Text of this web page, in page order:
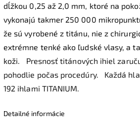
dĺžkou 0,25 až 2,0 mm, ktoré na
vykonajú takmer 250 000
že sú vyrobené z titánu, nie z
extrémne tenké ako ľudské vlasy, a
koži.
Presnosť titánových ihiel
pohodlie počas procedúry.
Každá
192 ihlami TITANIUM.
Detailné informácie